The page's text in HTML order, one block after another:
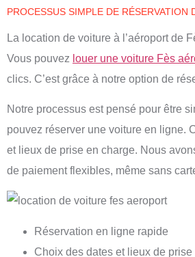
PROCESSUS SIMPLE DE RÉSERVATION
La location de voiture à l’aéroport de
Vous pouvez louer une voiture Fès
clics. C’est grâce à notre option de
Notre processus est pensé pour être
pouvez réserver une voiture en ligne.
et lieux de prise en charge. Nous
de paiement flexibles, même sans
Réservation en ligne rapide
Choix des dates et lieux de prise